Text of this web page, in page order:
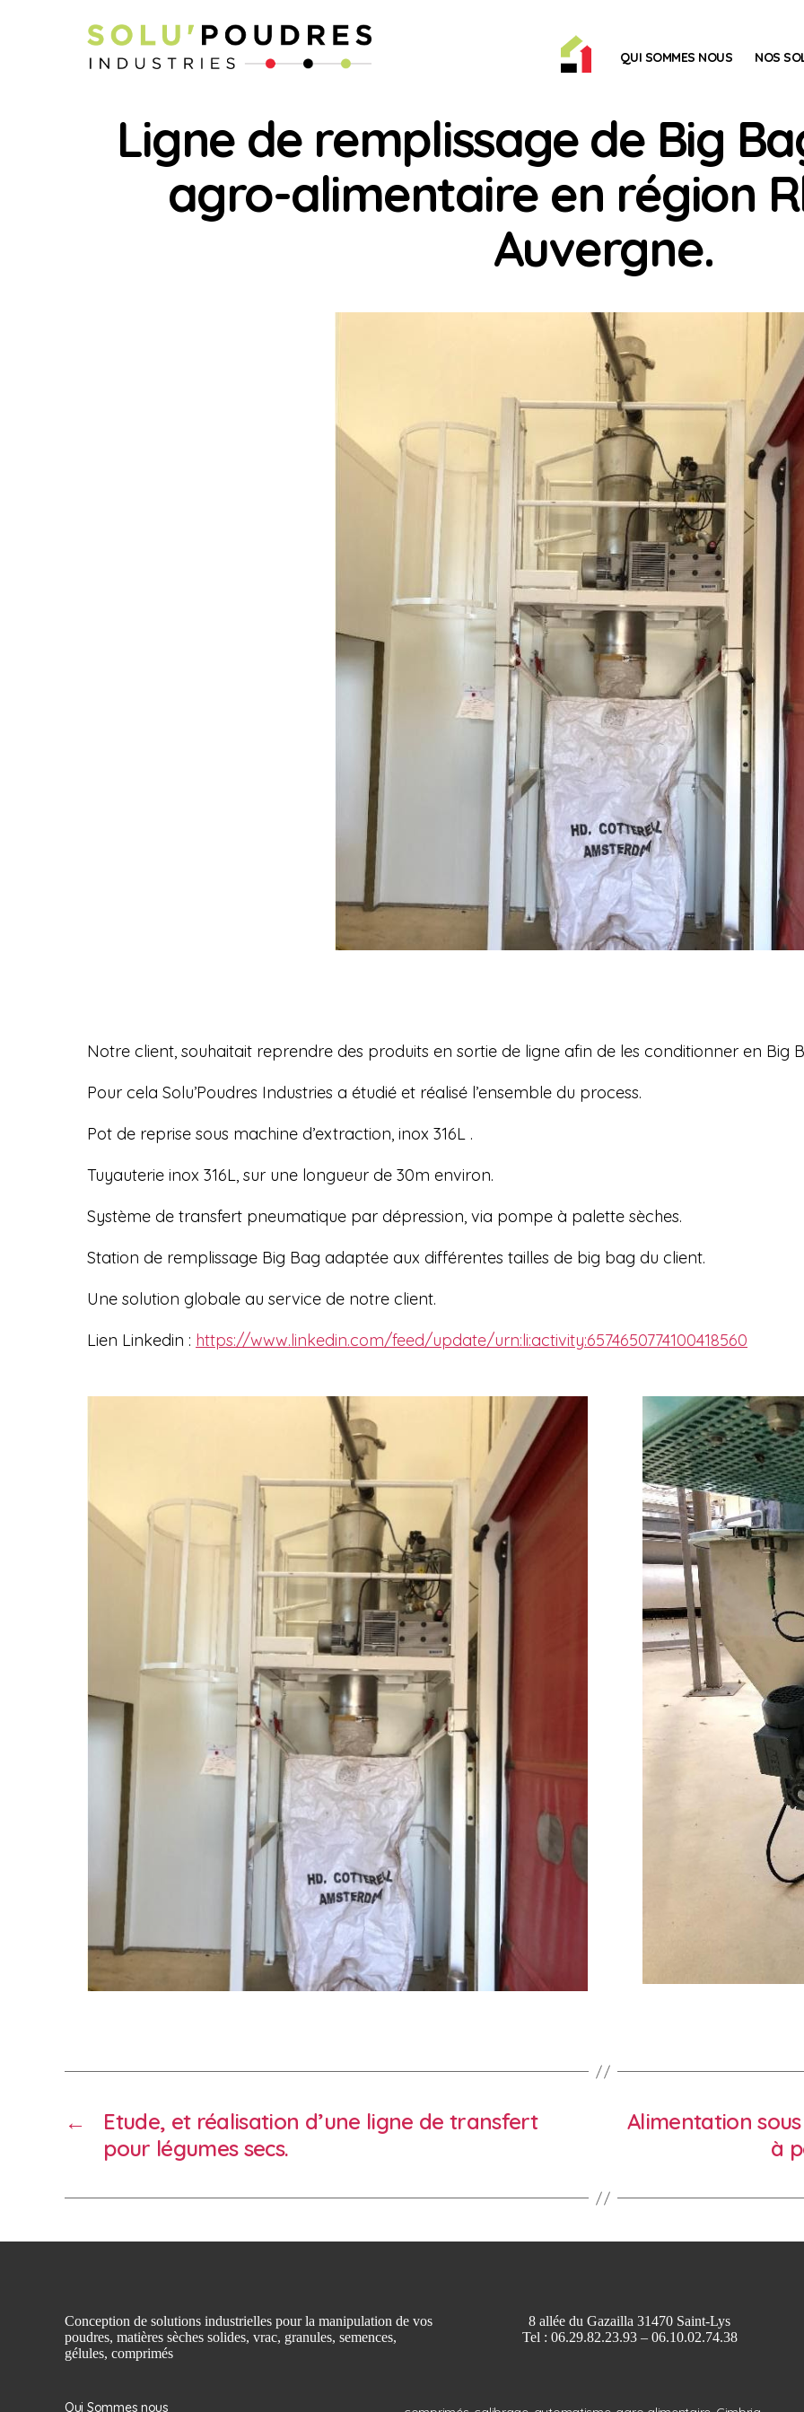
QUI SOMMES NOUS NOS
Ligne de remplissage de Big
agro-alimentaire en région
Auvergne.
Notre client, souhaitait reprendre des produits en sortie de ligne afin de les conditionner en Big
Pour cela Solu’Poudres Industries a étudié et réalisé l’ensemble du process.
Pot de reprise sous machine d’extraction, inox 316L .
Tuyauterie inox 316L, sur une longueur de 30m environ.
Système de transfert pneumatique par dépression, via pompe à palette sèches.
Station de remplissage Big Bag adaptée aux différentes tailles de big bag du client.
Une solution globale au service de notre client.
Lien Linkedin : https://www.linkedin.com/feed/update/urn:li:activity:6574650774100418560
←
Etude, et réalisation d’une ligne de transfert
pour légumes secs.
Alimentation
à
Conception de solutions industrielles pour la manipulation de vos
poudres, matières sèches solides, vrac, granules, semences,
gélules, comprimés
8 allée du Gazailla 31470 Saint-Lys
Tel : 06.29.82.23.93 – 06.10.02.74.38
Qui Sommes nous